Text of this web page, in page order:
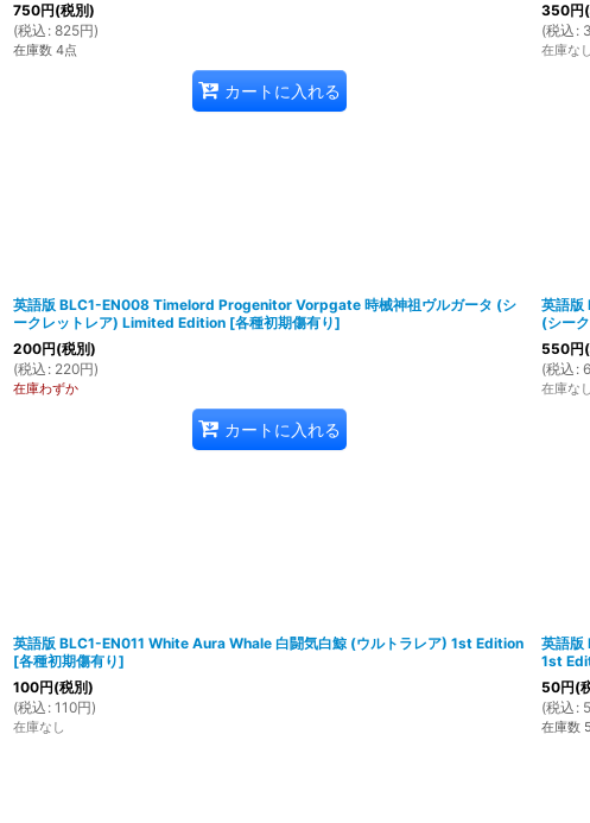
750円(税別)
(税込 : 825円)
在庫数 4点
カートに入れる
350円
(税込 :
在庫なし
英語版 BLC1-EN008 Timelord Progenitor Vorpgate 時械神祖ヴルガータ (シ
ークレットレア) Limited Edition [各種初期傷有り]
200円(税別)
(税込 : 220円)
在庫わずか
カートに入れる
英語版
(シー
550円
(税込 :
在庫なし
英語版 BLC1-EN011 White Aura Whale 白闘気白鯨 (ウルトラレア) 1st Edition
[各種初期傷有り]
100円(税別)
(税込 : 110円)
在庫なし
英語版
1st
50円(
(税込 :
在庫数